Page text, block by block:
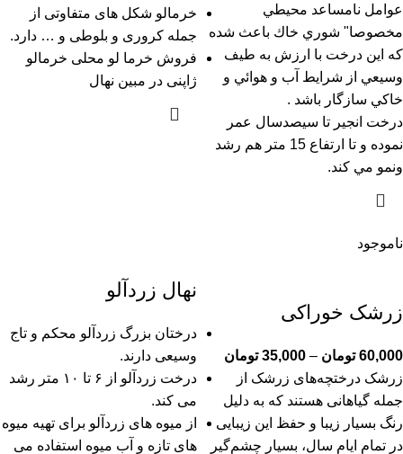
عوامل نامساعد محيطي
مخصوصا" شوري خاك باعث شده
كه اين درخت با ارزش به طيف
وسيعي از شرايط آب و هوائي و
خاكي سازگار باشد .
درخت انجير تا سيصدسال عمر
نموده و تا ارتفاع 15 متر هم رشد
ونمو مي كند.
خرمالو شکل های متفاوتی از
جمله کروری و بلوطی و … دارد.
فروش خرما لو محلی خرمالو
ژاپنی در مبین نهال
ناموجود
زرشک خوراکی
60,000 تومان –
35,000 تومان
زرشک درختچه‌های زرشک از
جمله گیاهانی هستند که به دلیل
رنگ بسیار زیبا و حفظ این زیبایی
در تمام ایام سال، بسیار چشم‌گیر
نهال زردآلو
درختان بزرگ زردآلو محکم و تاج
وسیعی دارند.
درخت زردآلو از ۶ تا ۱۰ متر رشد
می کند.
از میوه های زردآلو برای تهیه میوه
های تازه و آب میوه استفاده می